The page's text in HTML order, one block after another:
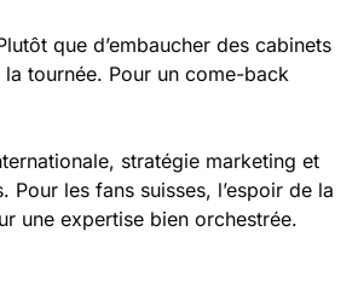
que d’embaucher des cabinets
tournée. Pour un come-back
stratégie marketing et
les fans suisses, l’espoir de la
une expertise bien orchestrée.